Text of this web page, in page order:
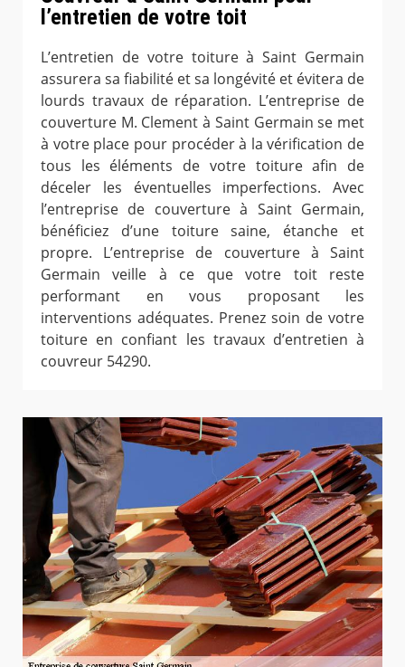
l’entretien de votre toit
L’entretien de votre toiture à Saint Germain
assurera sa fiabilité et sa longévité et évitera de
lourds travaux de réparation. L’entreprise de
couverture M. Clement à Saint Germain se met
à votre place pour procéder à la vérification de
tous les éléments de votre toiture afin de
déceler les éventuelles imperfections. Avec
l’entreprise de couverture à Saint Germain,
bénéficiez d’une toiture saine, étanche et
propre. L’entreprise de couverture à Saint
Germain veille à ce que votre toit reste
performant en vous proposant les
interventions adéquates. Prenez soin de votre
toiture en confiant les travaux d’entretien à
couvreur 54290.